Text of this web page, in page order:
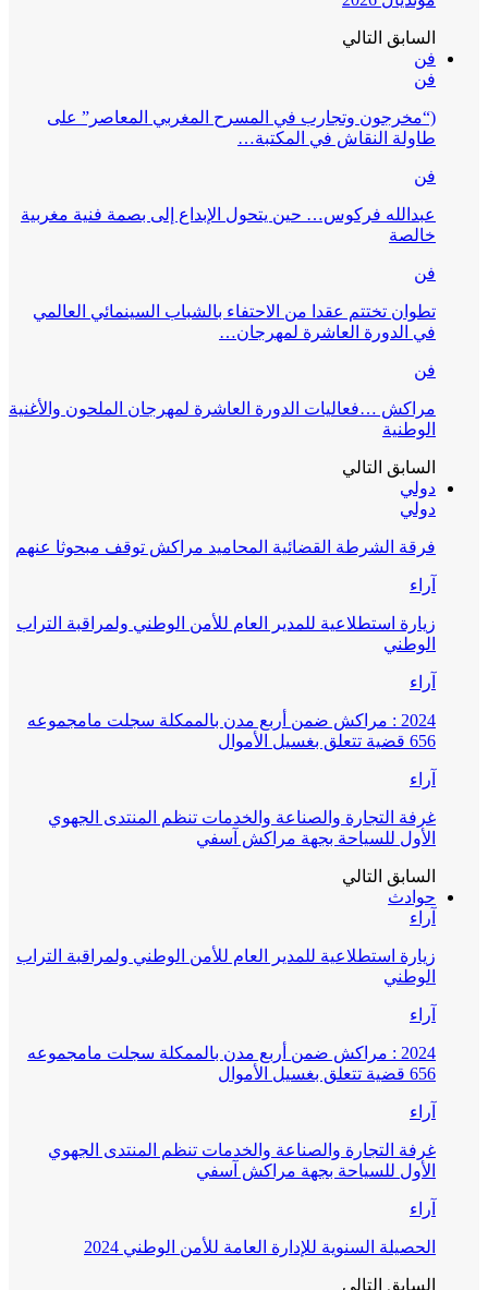
السابق التالي
فن
فن
(“مخرجون وتجارب في المسرح المغربي المعاصر” على
طاولة النقاش في المكتبة…
فن
عبدالله فركوس… حين يتحول الإبداع إلى بصمة فنية مغربية
خالصة
فن
تطوان تختتم عقدا من الاحتفاء بالشباب السينمائي العالمي
في الدورة العاشرة لمهرجان…
فن
مراكش …فعاليات الدورة العاشرة لمهرجان الملحون والأغنية
الوطنية
السابق التالي
دولي
دولي
فرقة الشرطة القضائية المحاميد مراكش توقف مبحوثا عنهم
آراء
زيارة استطلاعية للمدير العام للأمن الوطني ولمراقبة التراب
الوطني
آراء
2024 : مراكش ضمن أربع مدن بالممكلة سجلت مامجموعه
656 قضية تتعلق بغسيل الأموال
آراء
غرفة التجارة والصناعة والخدمات تنظم المنتدى الجهوي
الأول للسياحة بجهة مراكش آسفي
السابق التالي
حوادث
آراء
زيارة استطلاعية للمدير العام للأمن الوطني ولمراقبة التراب
الوطني
آراء
2024 : مراكش ضمن أربع مدن بالممكلة سجلت مامجموعه
656 قضية تتعلق بغسيل الأموال
آراء
غرفة التجارة والصناعة والخدمات تنظم المنتدى الجهوي
الأول للسياحة بجهة مراكش آسفي
آراء
الحصيلة السنوية للإدارة العامة للأمن الوطني 2024
السابق التالي